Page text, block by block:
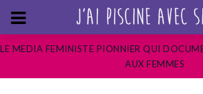
LE MEDIA FEMINISTE PIONNIER QUI
AUX FEMMES